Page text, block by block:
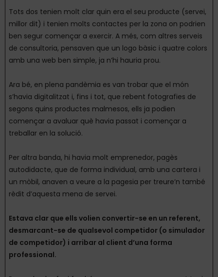
Tots dos tenien molt clar quin era el seu producte (servei,
millor dit) i tenien molts contactes per la zona on podrien
ben segur començar a exercir. A més, com altres serveis
de consultoria, pensaven que un logo bàsic i quatre colors
amb una web ben simple, ja n’hi hauria prou.
Ara bé, en plena pandèmia es van trobar que el món
s’havia digitalitzat i, fins i tot, que rebent fotografies de
segons quins productes malmesos, ells ja podien
començar a avaluar què havia passat i començar a
treballar en la solució.
Per altra banda, hi havia molt emprenedor, pagès
autodidacte, que de forma individual, amb una cartera i
un mòbil, anaven a veure a la pagesia per treure’n també
rèdit d’aquesta mena de servei.
Estava clar que ells volien convertir-se en un referent,
desmarcant-se de qualsevol competidor (o simulador
de competidor) i arribar al client d’una forma
professional.